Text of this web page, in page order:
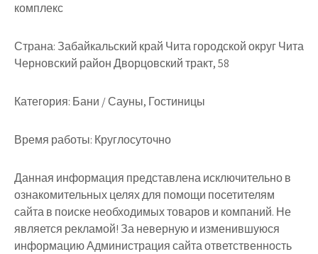
комплекс
Страна: Забайкальский край Чита городской округ Чита
Черновский район Дворцовский тракт, 58
Категория: Бани / Сауны, Гостиницы
Время работы: Круглосуточно
Данная информация представлена исключительно в
ознакомительных целях для помощи посетителям
сайта в поиске необходимых товаров и компаний. Не
является рекламой! За неверную и изменившуюся
информацию Администрация сайта ответственность